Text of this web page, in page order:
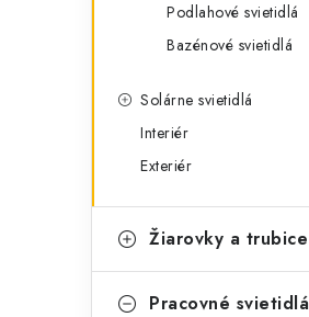
Podlahové svietidlá
Bazénové svietidlá
Solárne svietidlá
Interiér
Exteriér
Žiarovky a trubice
Pracovné svietidlá